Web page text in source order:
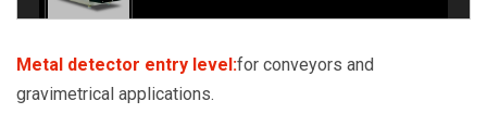
Metal detector entry level:for conveyors and
gravimetrical applications.